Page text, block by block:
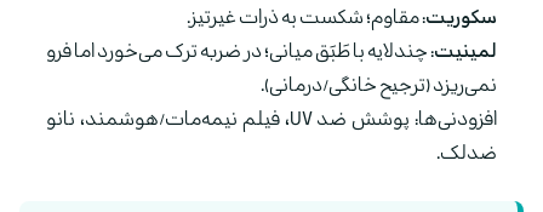
سکوریت:مقاوم؛ شکست به ذرات غیرتیز.
لمینیت:چندلایه با طَبَق میانی؛ در ضربه ترک می‌خورد اما فرو
نمی‌ریزد (ترجیح خانگی/درمانی).
افزودنی‌ها: پوشش ضد UV، فیلم نیمه‌مات/هوشمند، نانو
ضدلک.